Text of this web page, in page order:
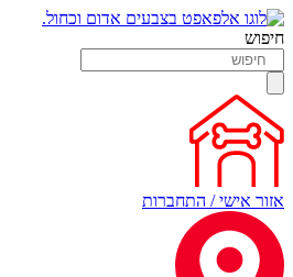
חיפוש
אזור אישי / התחברות